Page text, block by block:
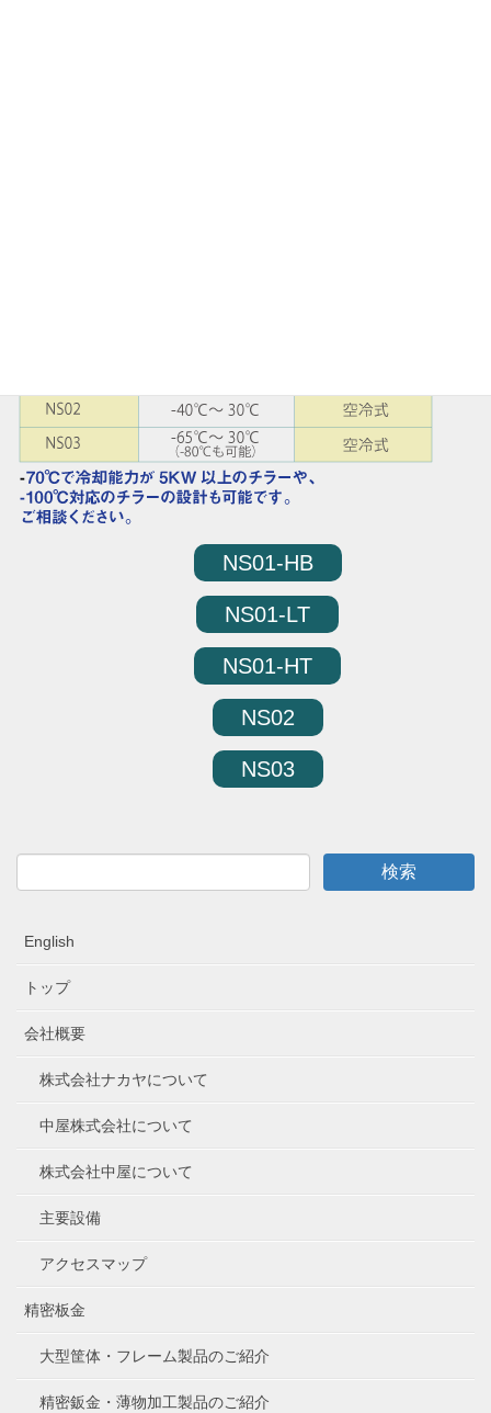
NS01-HB
NS01-LT
NS01-HT
NS02
NS03
English
トップ
会社概要
株式会社ナカヤについて
中屋株式会社について
株式会社中屋について
主要設備
アクセスマップ
精密板金
大型筐体・フレーム製品のご紹介
精密鈑金・薄物加工製品のご紹介